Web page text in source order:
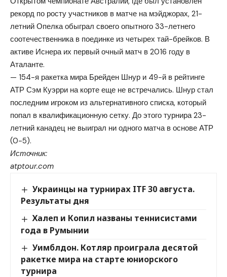
рекорд по росту участников в матче на мэйджорах, 21-
летний Опелка обыграл своего опытного 33-летнего
соотечественника в поединке из четырех тай-брейков. В
активе Иснера их первый очный матч в 2016 году в
Аталанте.
— 154-я ракетка мира Брейден Шнур и 49-й в рейтинге
АТР Сэм Куэрри на корте еще не встречались. Шнур стал
последним игроком из альтернативного списка, который
попал в квалификационную сетку. До этого турнира 23-
летний канадец не выиграл ни одного матча в основе АТР
(0-5).
Источник:
atptour.com
Украинцы на турнирах ITF 30 августа.
Результаты дня
Халеп и Копил названы теннисистами
года в Румынии
Уимблдон. Котляр проиграла десятой
ракетке мира на старте юниорского
турнира